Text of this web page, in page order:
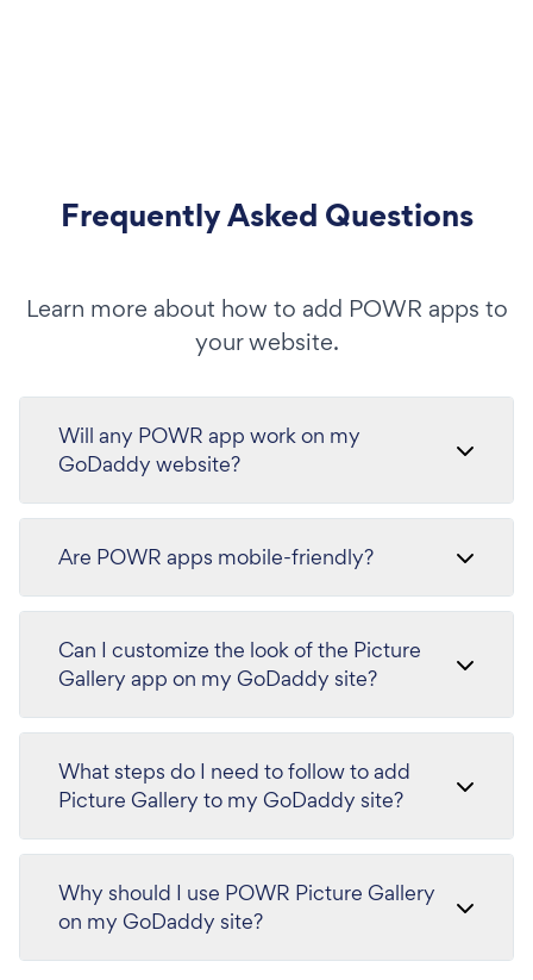
Frequently Asked Questions
Learn more about how to add POWR apps to
your website.
Will any POWR app work on my
GoDaddy website?
Are POWR apps mobile-friendly?
Can I customize the look of the Picture
Gallery app on my GoDaddy site?
What steps do I need to follow to add
Picture Gallery to my GoDaddy site?
Why should I use POWR Picture Gallery
on my GoDaddy site?